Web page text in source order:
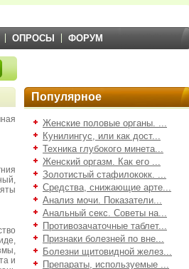
ОПРОСЫ ФОРУМ
и
Популярное
Женские половые органы. ...
Кунилингус, или как дост...
Техника глубокого минета...
Женский оргазм. Как его ...
Золотистый стафилококк. ...
Средства, снижающие арте...
Анализ мочи. Показатели...
Анальный секс. Советы на...
Противозачаточные таблет...
Признаки болезней по вне...
Болезни щитовидной желез...
Препараты, используемые ...